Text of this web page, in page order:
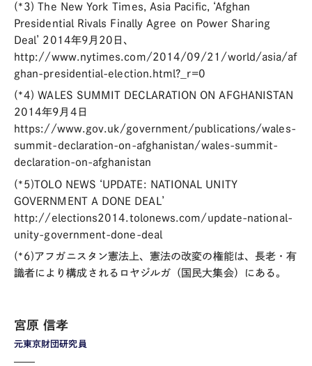
(*3) The New York Times, Asia Pacific, ‘Afghan
Presidential Rivals Finally Agree on Power Sharing
Deal’ 2014年9月20日、
http://www.nytimes.com/2014/09/21/world/asia/af
ghan-presidential-election.html?_r=0
(*4) WALES SUMMIT DECLARATION ON AFGHANISTAN
2014年9月4日
https://www.gov.uk/government/publications/wales-
summit-declaration-on-afghanistan/wales-summit-
declaration-on-afghanistan
(*5)TOLO NEWS ‘UPDATE: NATIONAL UNITY
GOVERNMENT A DONE DEAL’
http://elections2014.tolonews.com/update-national-
unity-government-done-deal
(*6)アフガニスタン憲法上、憲法の改変の権能は、長老・有
識者により構成されるロヤジルガ（国民大集会）にある。
元東京財団研究員
宮原 信孝